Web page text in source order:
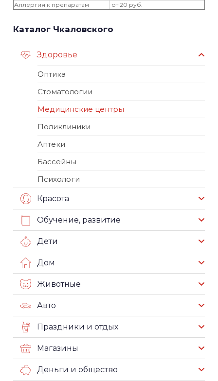
Аллергия к препаратам
от 20 руб.
Каталог Чкаловского
Здоровье
Оптика
Стоматологии
Медицинские центры
Поликлиники
Аптеки
Бассейны
Психологи
Красота
Обучение, развитие
Дети
Дом
Животные
Авто
Праздники и отдых
Магазины
Деньги и общество